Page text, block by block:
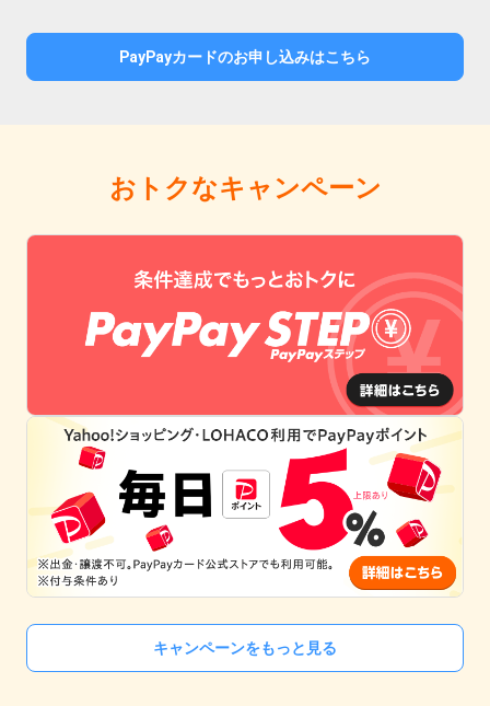
PayPayカードのお申し込みはこちら
おトクなキャンペーン
キャンペーンをもっと見る